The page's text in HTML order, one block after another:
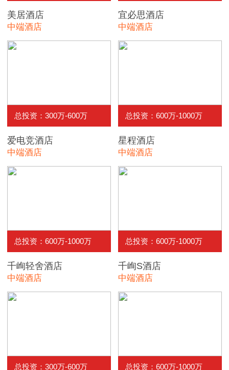
美居酒店
中端酒店
宜必思酒店
中端酒店
总投资：300万-600万
爱电竞酒店
中端酒店
总投资：600万-1000万
星程酒店
中端酒店
总投资：600万-1000万
千峋轻舍酒店
中端酒店
总投资：600万-1000万
千峋S酒店
中端酒店
总投资：300万-600万 总投资：600万-1000万